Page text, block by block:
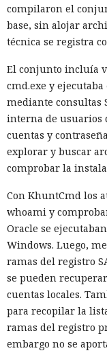
compilaron el
base, sin alojar
técnica se registra
El conjunto incluía
cmd.exe y
mediante consultas
interna de usuarios
cuentas y
explorar y buscar
comprobar la
Con KhuntCmd los
whoami y
Oracle se
Windows. Luego,
ramas del registro
se pueden
cuentas locales.
para recopilar la
ramas del registro
embargo no se